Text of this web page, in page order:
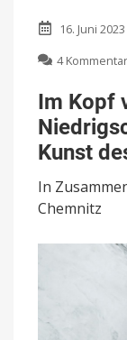
16. Juni 2023
4
Im Kopf
Kunst
In
Chemnitz